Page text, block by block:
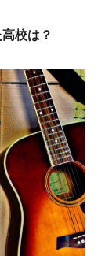
校は？